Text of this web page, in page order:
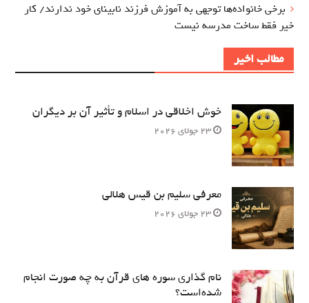
برخی خانواده‌ها توجهی به آموزش‌ فرزند نابینای خود ندارند/ کار
خیر فقط ساخت مدرسه نیست
مطالب اخیر
خوش اخلاقی در اسلام و تأثیر آن بر دیگران
23 جولای 2026
معرفی سلیم بن قیس هلالی
23 جولای 2026
نام‌ گذاری سوره های قرآن به چه صورت انجام
شده‌است؟